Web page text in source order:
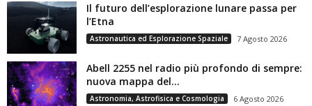
Il futuro dell’esplorazione lunare passa per
l’Etna
Astronautica ed Esplorazione Spaziale 7 Agosto 2026
Abell 2255 nel radio più profondo di sempre:
nuova mappa del...
Astronomia, Astrofisica e Cosmologia 6 Agosto 2026